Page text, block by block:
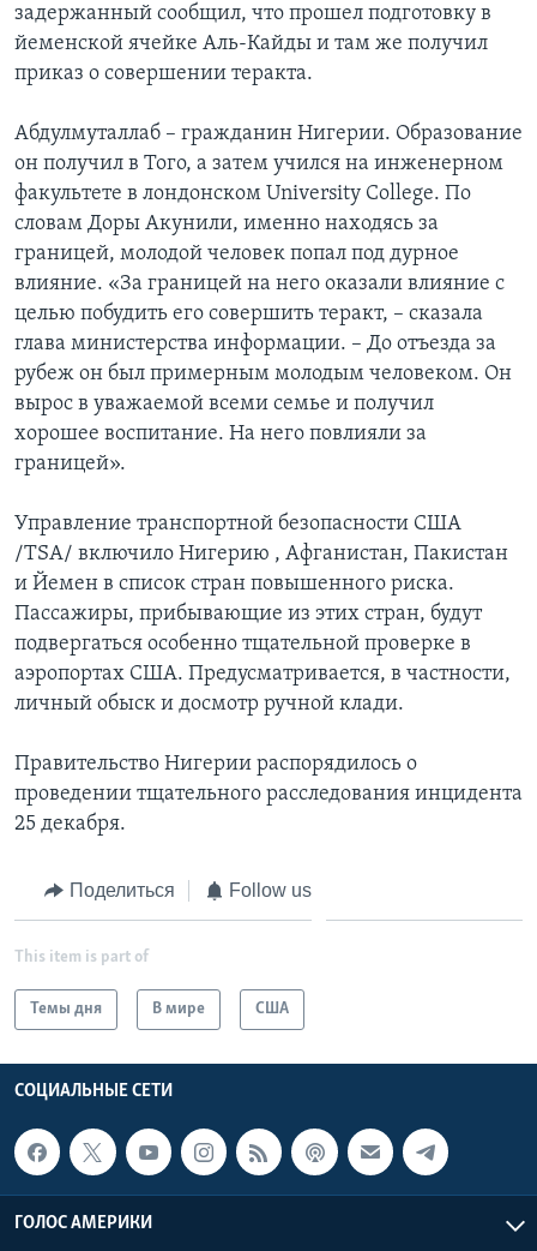
задержанный сообщил, что прошел подготовку в
йеменской ячейке Аль-Кайды и там же получил
приказ о совершении теракта.
Абдулмуталлаб – гражданин Нигерии. Образование
он получил в Того, а затем учился на инженерном
факультете в лондонском University College. По
словам Доры Акунили, именно находясь за
границей, молодой человек попал под дурное
влияние. «За границей на него оказали влияние с
целью побудить его совершить теракт, – сказала
глава министерства информации. – До отъезда за
рубеж он был примерным молодым человеком. Он
вырос в уважаемой всеми семье и получил
хорошее воспитание. На него повлияли за
границей».
Управление транспортной безопасности США
/TSA/ включило Нигерию , Афганистан, Пакистан
и Йемен в список стран повышенного риска.
Пассажиры, прибывающие из этих стран, будут
подвергаться особенно тщательной проверке в
аэропортах США. Предусматривается, в частности,
личный обыск и досмотр ручной клади.
Правительство Нигерии распорядилось о
проведении тщательного расследования инцидента
25 декабря.
Поделиться Follow us
This item is part of
Темы дня В мире США
СОЦИАЛЬНЫЕ СЕТИ
ГОЛОС АМЕРИКИ